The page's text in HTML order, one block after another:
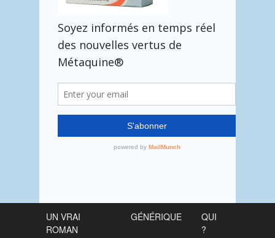
UN VRAI
ROMAN
GÉNÉRIQUE
QUI
?